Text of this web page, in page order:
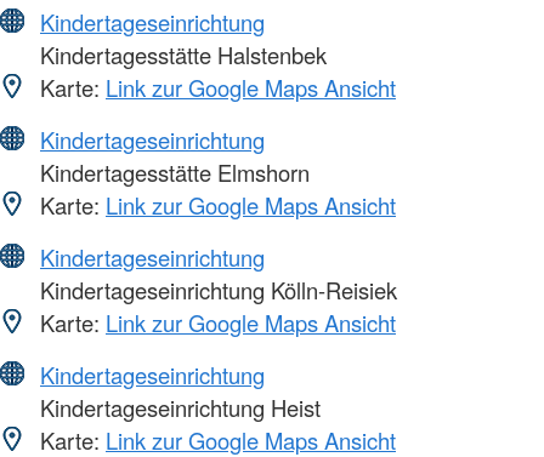
Kindertageseinrichtung
Kindertagesstätte Halstenbek
Karte: Link zur Google Maps Ansicht
Kindertageseinrichtung
Kindertagesstätte Elmshorn
Karte: Link zur Google Maps Ansicht
Kindertageseinrichtung
Kindertageseinrichtung Kölln-Reisiek
Karte: Link zur Google Maps Ansicht
Kindertageseinrichtung
Kindertageseinrichtung Heist
Karte: Link zur Google Maps Ansicht